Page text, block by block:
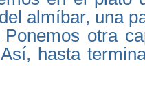
almíbar, una
otra
hasta